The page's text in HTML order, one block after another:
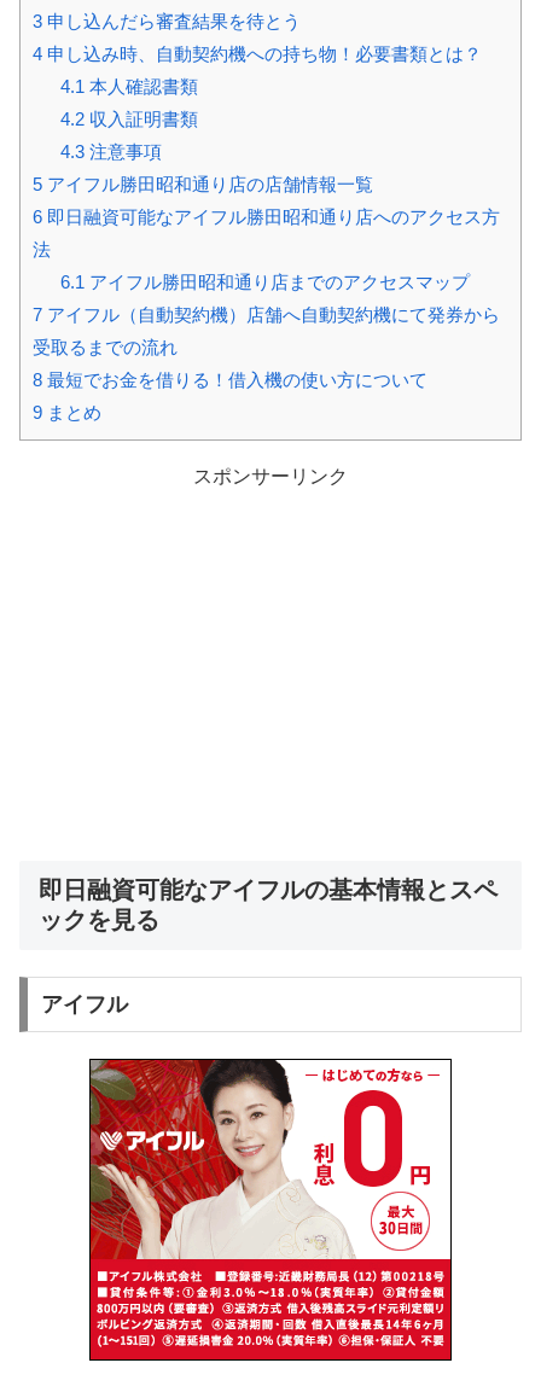
3 申し込んだら審査結果を待とう
4 申し込み時、自動契約機への持ち物！必要書類とは？
4.1 本人確認書類
4.2収入証明書類
4.3注意事項
5 アイフル勝田昭和通り店の店舗情報一覧
6 即日融資可能なアイフル勝田昭和通り店へのアクセス方
法
6.1 アイフル勝田昭和通り店までのアクセスマップ
7 アイフル（自動契約機）店舗へ自動契約機にて発券から
受取るまでの流れ
8 最短でお金を借りる！借入機の使い方について
9 まとめ
スポンサーリンク
即日融資可能なアイフルの基本情報とスペ
ックを見る
アイフル